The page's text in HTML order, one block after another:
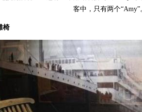
客中，只有两个“Amy”
椅